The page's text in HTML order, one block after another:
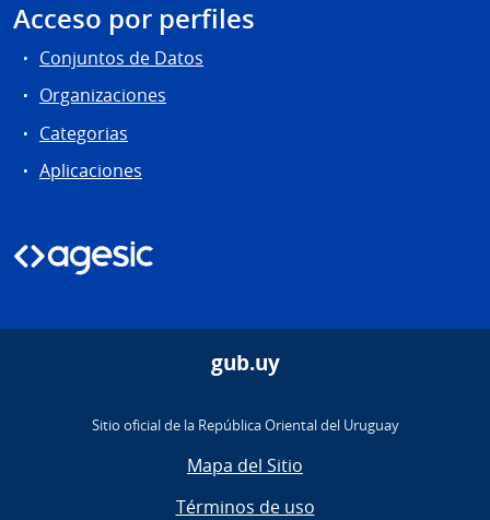
Acceso por perfiles
Conjuntos de Datos
Organizaciones
Categorias
Aplicaciones
gub.uy
Sitio oficial de la República Oriental del Uruguay
Mapa del Sitio
Términos de uso